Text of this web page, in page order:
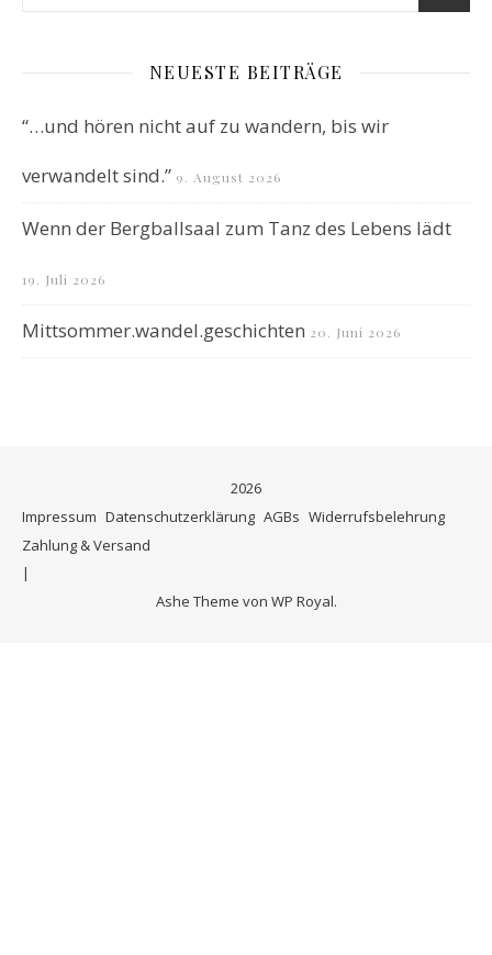
NEUESTE BEITRÄGE
“…und hören nicht auf zu wandern, bis wir
verwandelt sind.” 9. August 2026
Wenn der Bergballsaal zum Tanz des Lebens lädt
19. Juli 2026
Mittsommer.wandel.geschichten 20. Juni 2026
2026
Impressum Datenschutzerklärung AGBs Widerrufsbelehrung
Zahlung & Versand
Ashe Theme von WP Royal.